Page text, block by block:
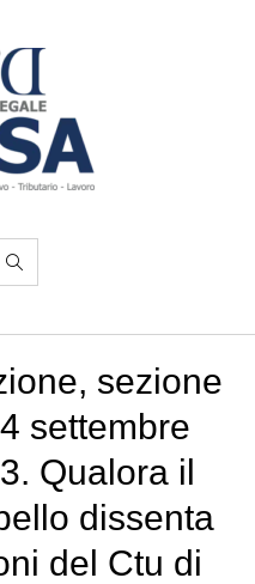
sezione
settembre
Qualora il
dissenta
del Ctu di